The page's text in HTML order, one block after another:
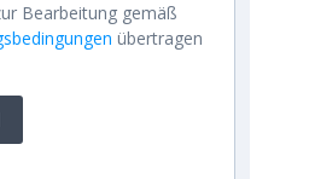
Bearbeitung gemäß
übertragen